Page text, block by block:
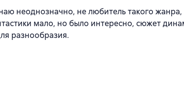
неоднозначно, не любитель такого жанра,
мало, но было интересно, сюжет
разнообразия.